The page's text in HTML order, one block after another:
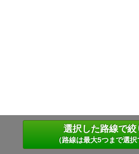
選択した路線で絞
（路線は最大5つまで選択